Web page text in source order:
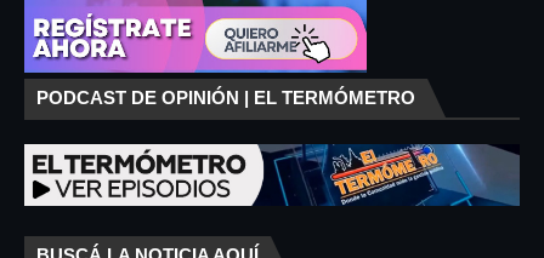
PODCAST DE OPINIÓN | EL TERMÓMETRO